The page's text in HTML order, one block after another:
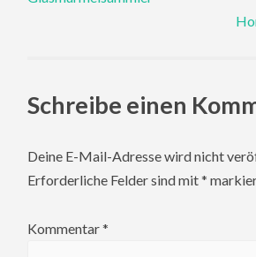
Schreibe einen
Deine E-Mail-Adresse wird nicht
Erforderliche Felder sind mit*
Kommentar*